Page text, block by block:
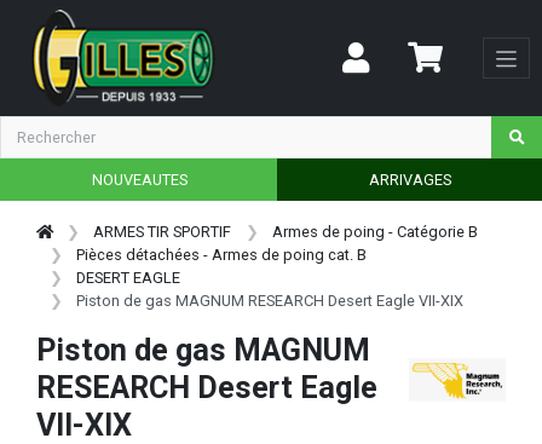
NOUVEAUTES ARRIVAGES
ARMES TIR SPORTIF
Armes de poing - Catégorie B
Pièces détachées - Armes de poing cat. B
DESERT EAGLE
Piston de gas MAGNUM RESEARCH Desert Eagle VII-XIX
Piston de gas MAGNUM
RESEARCH Desert Eagle
VII-XIX